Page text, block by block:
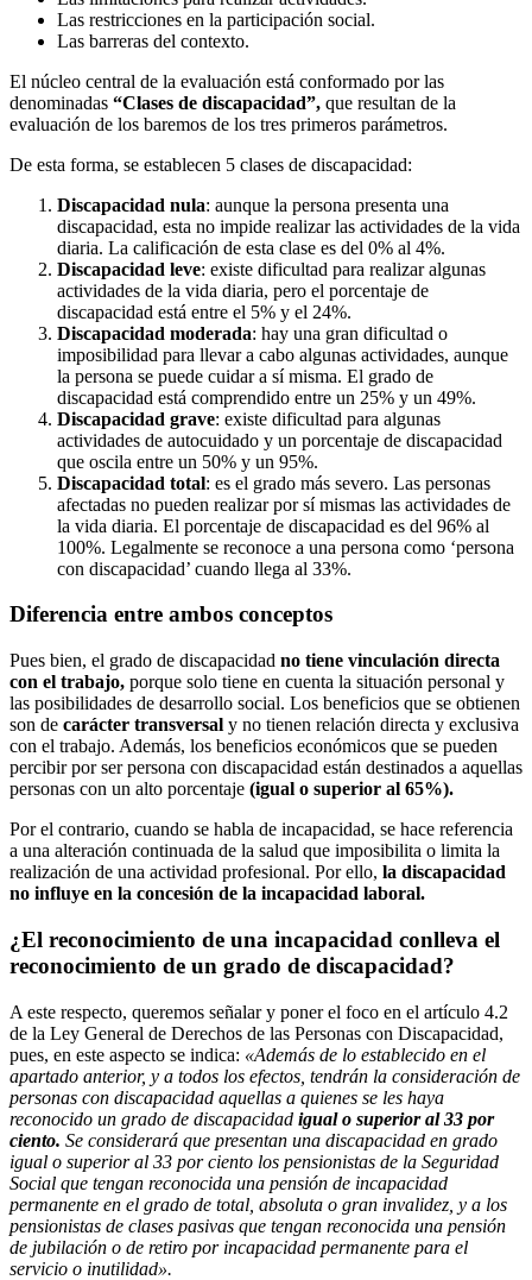
Las restricciones en la participación social.
Las barreras del contexto.
El núcleo central de la evaluación está conformado por las
denominadas “Clases de discapacidad”, que resultan de la
evaluación de los baremos de los tres primeros parámetros.
De esta forma, se establecen 5 clases de discapacidad:
Discapacidad nula: aunque la persona presenta una
discapacidad, esta no impide realizar las actividades de la vida
diaria. La calificación de esta clase es del 0% al 4%.
Discapacidad leve: existe dificultad para realizar algunas
actividades de la vida diaria, pero el porcentaje de
discapacidad está entre el 5% y el 24%.
Discapacidad moderada: hay una gran dificultad o
imposibilidad para llevar a cabo algunas actividades, aunque
la persona se puede cuidar a sí misma. El grado de
discapacidad está comprendido entre un 25% y un 49%.
Discapacidad grave: existe dificultad para algunas
actividades de autocuidado y un porcentaje de discapacidad
que oscila entre un 50% y un 95%.
Discapacidad total: es el grado más severo. Las personas
afectadas no pueden realizar por sí mismas las actividades de
la vida diaria. El porcentaje de discapacidad es del 96% al
100%. Legalmente se reconoce a una persona como ‘persona
con discapacidad’ cuando llega al 33%.
Diferencia entre ambos conceptos
Pues bien, el grado de discapacidad no tiene vinculación directa
con el trabajo, porque solo tiene en cuenta la situación personal y
las posibilidades de desarrollo social. Los beneficios que se obtienen
son de carácter transversal y no tienen relación directa y exclusiva
con el trabajo. Además, los beneficios económicos que se pueden
percibir por ser persona con discapacidad están destinados a aquellas
personas con un alto porcentaje (igual o superior al 65%).
Por el contrario, cuando se habla de incapacidad, se hace referencia
a una alteración continuada de la salud que imposibilita o limita la
realización de una actividad profesional. Por ello, la discapacidad
no influye en la concesión de la incapacidad laboral.
¿El reconocimiento de una incapacidad conlleva el
reconocimiento de un grado de discapacidad?
A este respecto, queremos señalar y poner el foco en el artículo 4.2
de la Ley General de Derechos de las Personas con Discapacidad,
pues, en este aspecto se indica: «Además de lo establecido en el
apartado anterior, y a todos los efectos, tendrán la consideración de
personas con discapacidad aquellas a quienes se les haya
reconocido un grado de discapacidad igual o superior al 33 por
ciento. Se considerará que presentan una discapacidad en grado
igual o superior al 33 por ciento los pensionistas de la Seguridad
Social que tengan reconocida una pensión de incapacidad
permanente en el grado de total, absoluta o gran invalidez, y a los
pensionistas de clases pasivas que tengan reconocida una pensión
de jubilación o de retiro por incapacidad permanente para el
servicio o inutilidad».